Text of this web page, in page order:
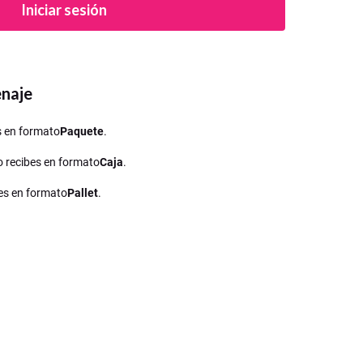
Iniciar sesión
en formatoPaquete.
recibes en formatoCaja.
en formatoPallet.